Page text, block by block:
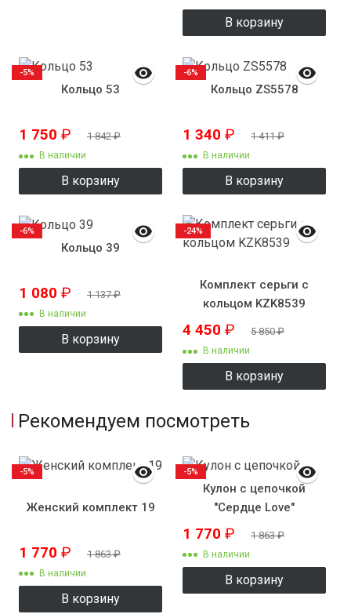
В корзину
Кольцо 53
1 750 ₽ 1 842₽
В наличии
В корзину
-5%
Кольцо ZS5578
1 340 ₽ 1 411₽
В наличии
В корзину
-6%
Кольцо 39
1 080 ₽ 1 137₽
В наличии
В корзину
-6%
Комплект серьги с
кольцом KZK8539
4 450 ₽ 5 850₽
В наличии
В корзину
-24%
Рекомендуем посмотреть
Женский комплект 19
1 770 ₽ 1 863₽
В наличии
В корзину
-5%
Кулон с цепочкой
"Сердце Love"
1 770 ₽ 1 863₽
В наличии
В корзину
-5%